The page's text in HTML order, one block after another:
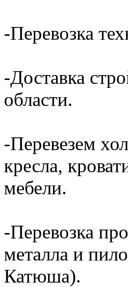
-Перевозка
-Доставка
области.
-Перевезем
кресла,
мебели.
-Перевозка
металла и
Катюша).